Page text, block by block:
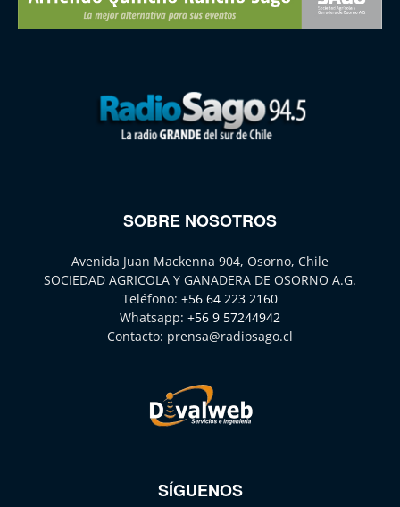
SOBRE NOSOTROS
Avenida Juan Mackenna 904, Osorno, Chile
SOCIEDAD AGRICOLA Y GANADERA DE OSORNO A.G.
Teléfono: +56 64 223 2160
Whatsapp: +56 9 57244942
Contacto: prensa@radiosago.cl
SÍGUENOS